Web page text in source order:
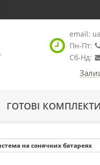
email:
Пн-Пт:
Сб-Нд:
ГОТОВІ КОМПЛЕКТИ
на сонячних батареях